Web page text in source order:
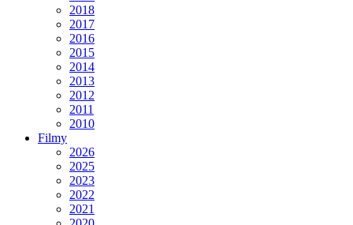
2018
2017
2016
2015
2014
2013
2012
2011
2010
Filmy
2026
2025
2023
2022
2021